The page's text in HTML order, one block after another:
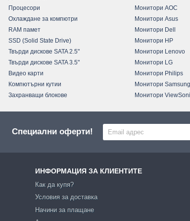
Процесори
Охлаждане за компютри
RAM памет
SSD (Solid State Drive)
Твърди дискове SATA 2.5"
Твърди дискове SATA 3.5"
Видео карти
Компютърни кутии
Захранващи блокове
Монитори AOC
Монитори Asus
Монитори Dell
Монитори HP
Монитори Lenovo
Монитори LG
Монитори Philips
Монитори Samsung
Монитори
Специални оферти!
ИНФОРМАЦИЯ ЗА КЛИЕНТИТЕ
Как да купя?
Условия за доставка
Начини за плащане